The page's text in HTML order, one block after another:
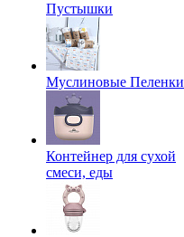
Пустышки
Муслиновые Пеленки
Контейнер для сухой
смеси, еды